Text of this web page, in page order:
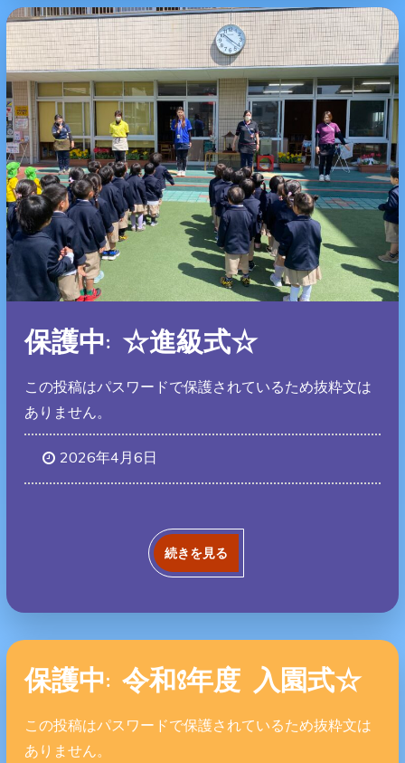
保護中: ☆進級式☆
この投稿はパスワードで保護されているため抜粋文は
ありません。
2026年4月6日
続きを見る
保護中: 令和8年度 入園式☆
この投稿はパスワードで保護されているため抜粋文は
ありません。